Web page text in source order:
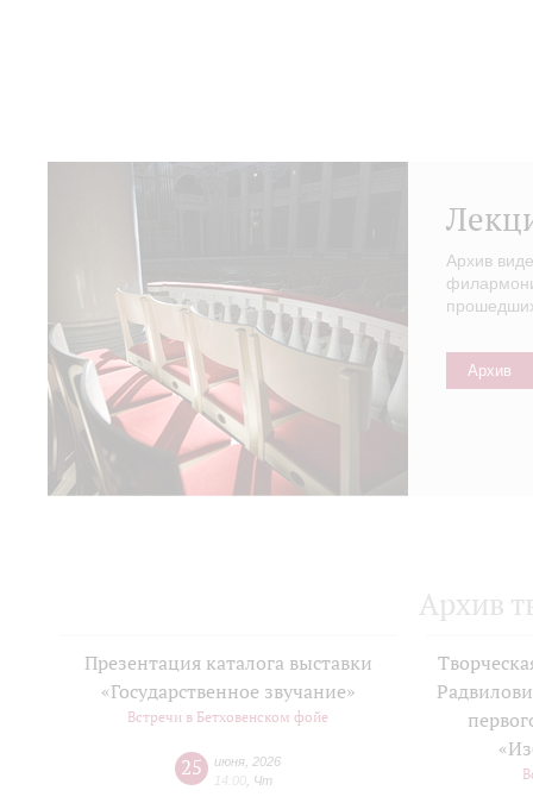
Архив
Архив
Архив
Презентация каталога выставки
«Государственное звучание»
Встречи в Бетховенском фойе
25 июня 2026
14:00 Чт